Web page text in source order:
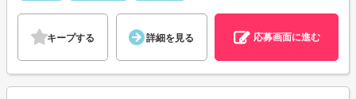
キープする 詳細を見る 応募画面に進む